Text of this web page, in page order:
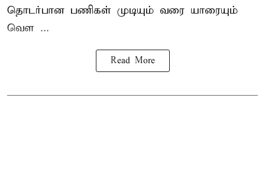
தொடர்பான பணிகள் முடியும் வரை யாரையும்
வெள ...
Read More